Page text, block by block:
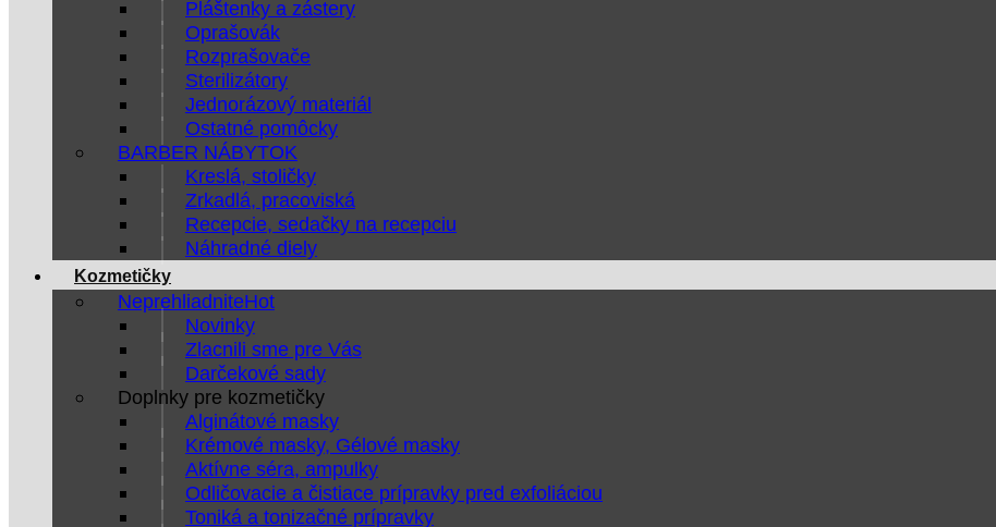
Pláštenky a zástery
Oprašovák
Rozprašovače
Sterilizátory
Jednorázový materiál
Ostatné pomôcky
BARBER NÁBYTOK
Kreslá, stoličky
Zrkadlá, pracoviská
Recepcie, sedačky na recepciu
Náhradné diely
Kozmetičky
Neprehliadnite
Novinky
Zlacnili sme pre Vás
Darčekové sady
Doplnky pre kozmetičky
Alginátové masky
Krémové masky, Gélové masky
Aktívne séra, ampulky
Odličovacie a čistiace prípravky pred exfoliáciou
Toniká a tonizačné prípravky